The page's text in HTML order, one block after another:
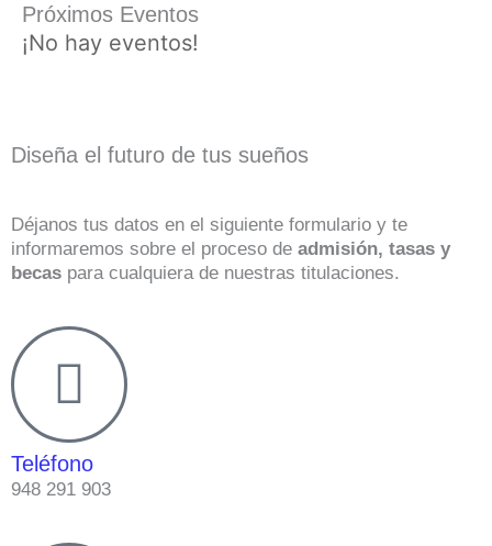
Próximos Eventos
¡No hay eventos!
Diseña el futuro de tus sueños
Déjanos tus datos en el siguiente formulario y te
informaremos sobre el proceso de admisión, tasas y
becas para cualquiera de nuestras titulaciones.
Teléfono
948 291 903